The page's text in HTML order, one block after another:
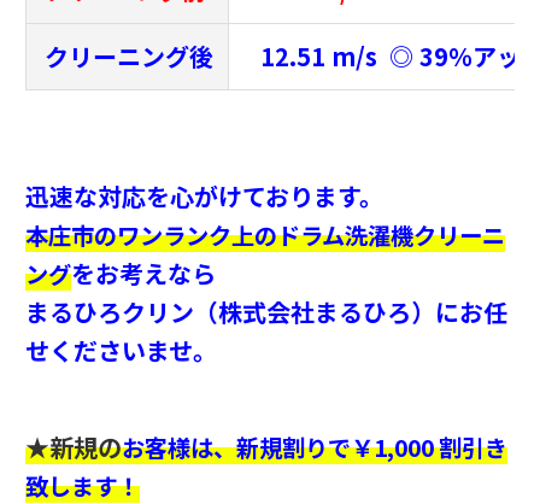
クリーニング後 12.51 m/s ◎ 39％アッ
迅速な対応を心がけております。
本庄市のワンランク上のドラム洗濯機クリーニ
ングをお考えなら
まるひろクリン（株式会社まるひろ）にお任
せくださいませ。
★新規のお客様は、新規割りで￥1,000 割引き
致します！